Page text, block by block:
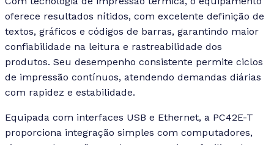
oferece resultados nítidos, com excelente definição de
textos, gráficos e códigos de barras, garantindo maior
confiabilidade na leitura e rastreabilidade dos
produtos. Seu desempenho consistente permite ciclos
de impressão contínuos, atendendo demandas diárias
com rapidez e estabilidade.
Equipada com interfaces USB e Ethernet, a PC42E-T
proporciona integração simples com computadores,